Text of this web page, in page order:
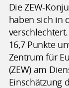
Die ZEW-
haben sich in
16,7 Punkte
Zentrum für
(ZEW) am
Einschätzung